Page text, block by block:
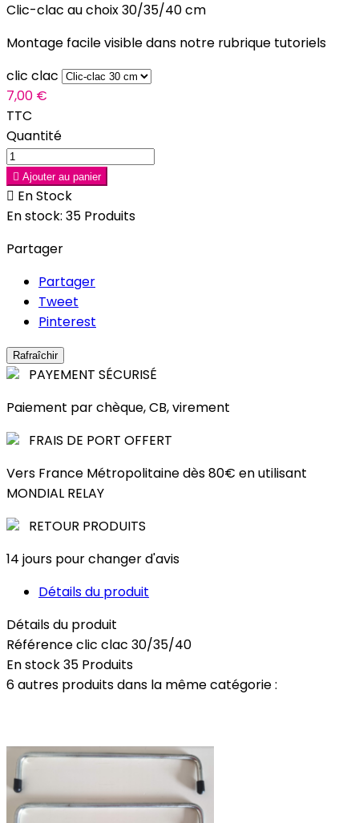
Clic-clac au choix 30/35/40 cm
Montage facile visible dans notre rubrique tutoriels
clic clac
7,00 €
TTC
Quantité
 Ajouter au panier
 En Stock
En stock: 35 Produits
Partager
Partager
Tweet
Pinterest
PAYEMENT SÉCURISÉ
Paiement par chèque, CB, virement
FRAIS DE PORT OFFERT
Vers France Métropolitaine dès 80€ en utilisant
MONDIAL RELAY
RETOUR PRODUITS
14 jours pour changer d'avis
Détails du produit
Détails du produit
Référenceclic clac 30/35/40
En stock35 Produits
6 autres produits dans la même catégorie :